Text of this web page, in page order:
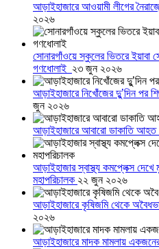
আড়াইহাজারে আওয়ামী লীগের
২০২৬
সোনারগাঁওয়ে স্কুলের ভিতরে ইয়াবা
গণধোলাই ২৩ জুন ২০২৬
আড়াইহাজারে নিখোঁজের দুু’দিন পর
জুন ২০২৬
আড়াইহাজারে আবারো ডাকাতি আহত
আড়াইহাজার স্বাস্থ্য কমপ্লেক্স
মহাপরিচালক ২২ জুন ২০২৬
আড়াইহাজারে কৃষিজমি থেকে
২০২৬
আড়াইহাজারে মাদক মামলায়